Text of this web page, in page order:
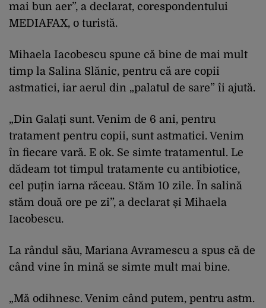
mai bun aer”, a declarat, corespondentului
MEDIAFAX, o turistă.
Mihaela Iacobescu spune că bine de mai mult
timp la Salina Slănic, pentru că are copii
astmatici, iar aerul din „palatul de sare” îi ajută.
„Din Galați sunt. Venim de 6 ani, pentru
tratament pentru copii, sunt astmatici. Venim
în fiecare vară. E ok. Se simte tratamentul. Le
dădeam tot timpul tratamente cu antibiotice,
cel puțin iarna răceau. Stăm 10 zile. În salină
stăm două ore pe zi”, a declarat și Mihaela
Iacobescu.
La rândul său, Mariana Avramescu a spus că de
când vine în mină se simte mult mai bine.
„Mă odihnesc. Venim când putem, pentru astm.